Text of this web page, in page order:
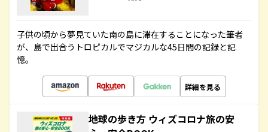
子供の頃から夢見ていた南の島に滞在することになった筆者
が、島で出合うトロピカルでマジカルな45日間の記録と記
憶。
詳細を見る
地球の歩き方 ウィズコロナ旅の安